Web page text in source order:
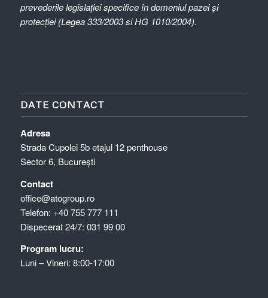
prevederile legislației specifice în domeniul pazei și
protecției (Legea 333/2003 si HG 1010/2004).
DATE CONTACT
Adresa
Strada Cupolei 5b etajul 12 penthouse
Sector 6, București
Contact
office@atogroup.ro
Telefon: +40 755 777 111
Dispecerat 24/7: 031 99 00
Program lucru:
Luni – Vineri: 8:00-17:00